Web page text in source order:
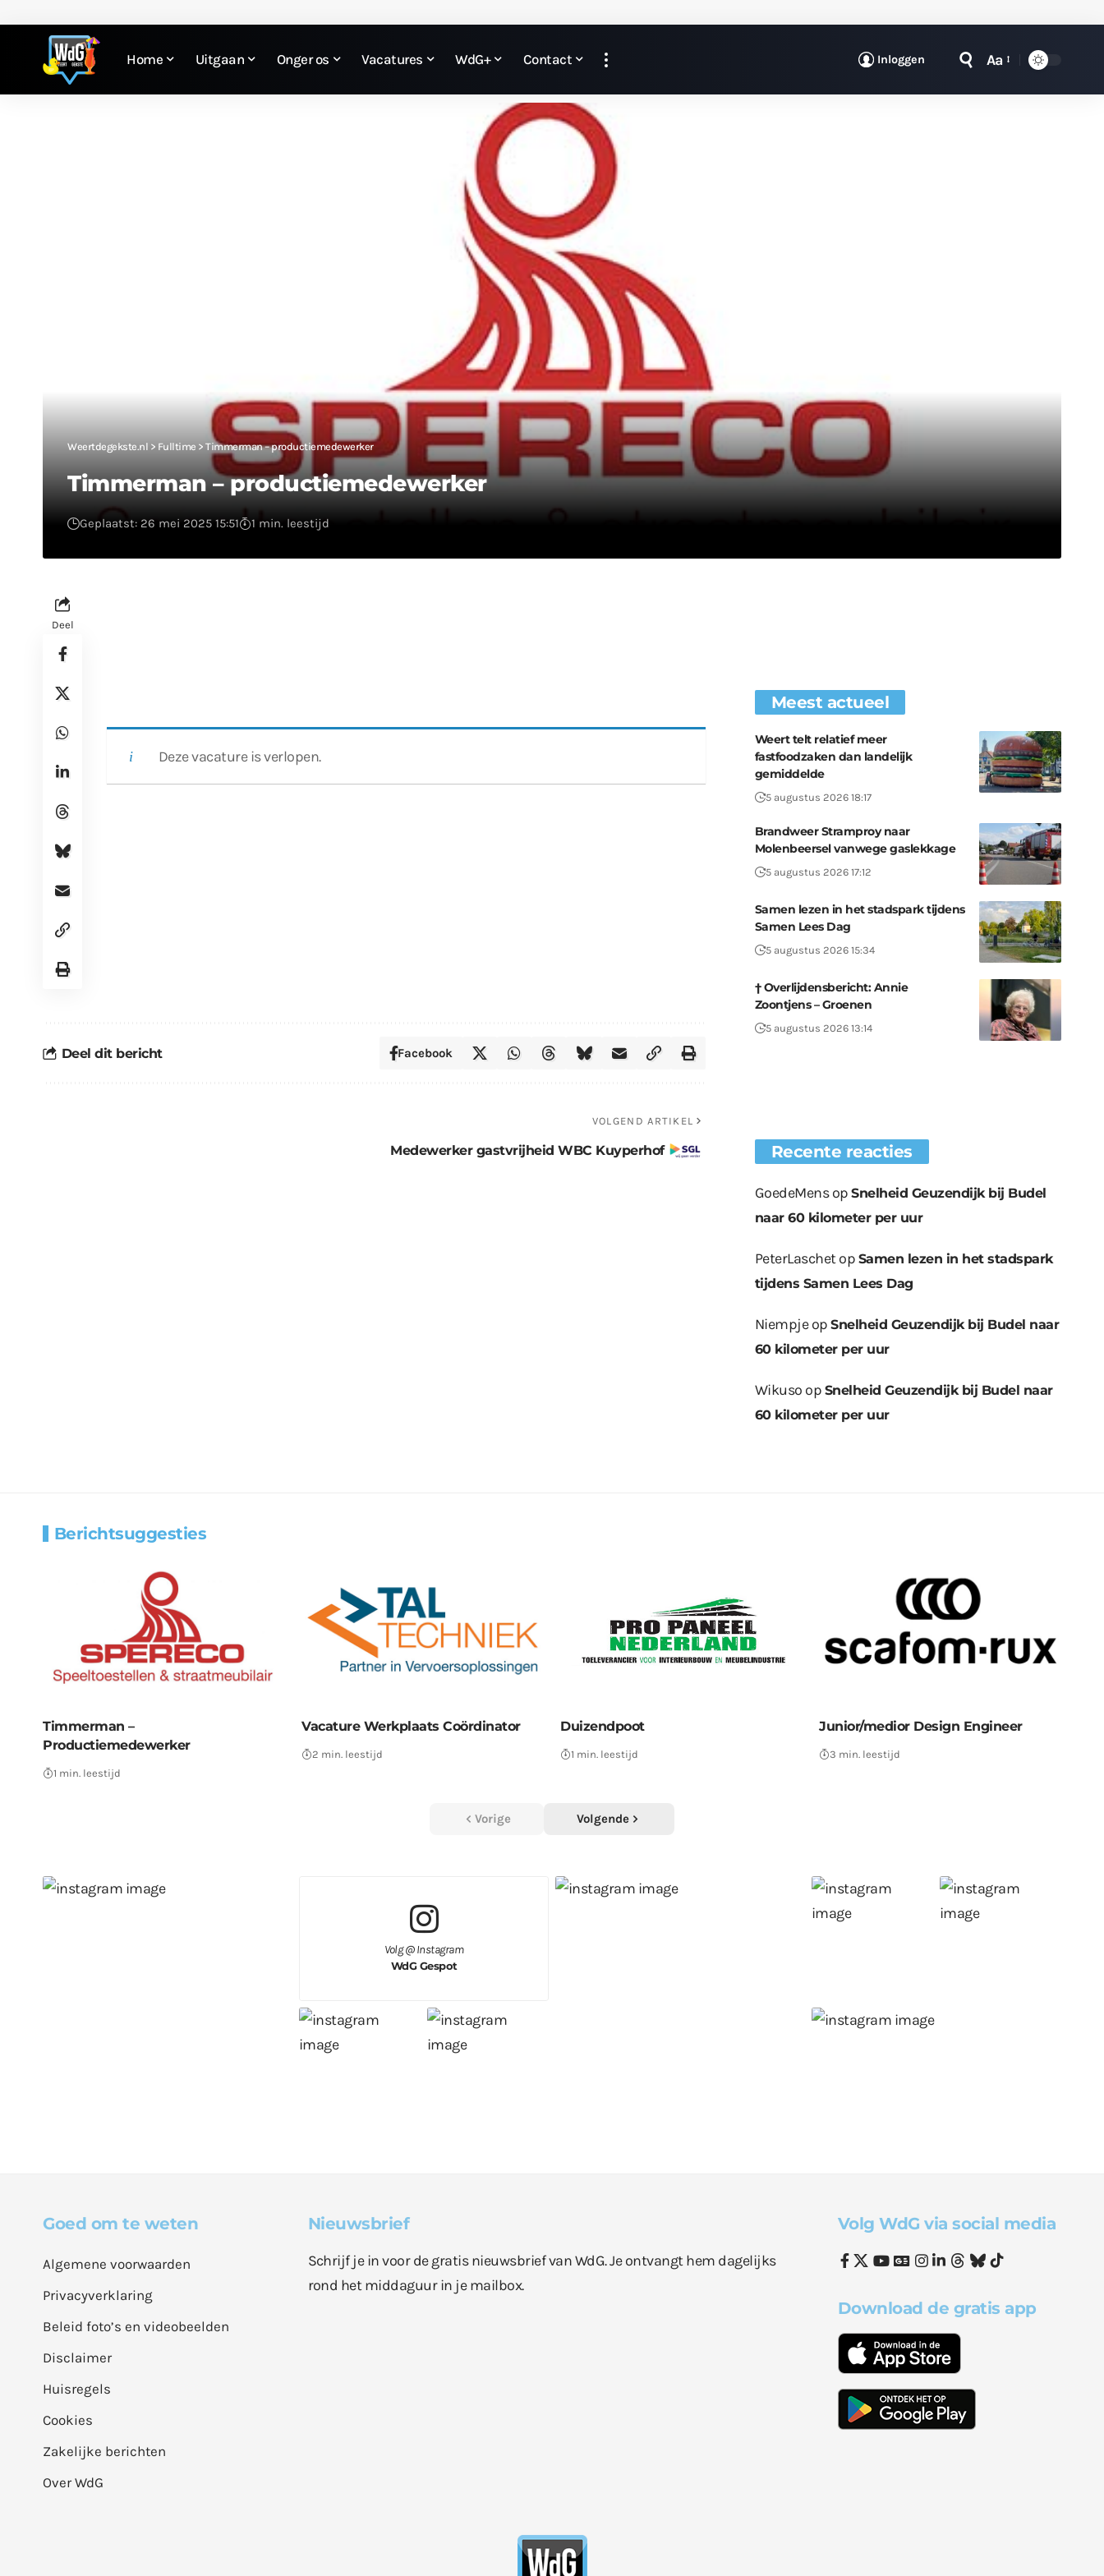
Home Uitgaan Onger os Vacatures WdG+ Contact Inloggen Aa
Weertdegekste.nl > Fulltime > Timmerman – productiemedewerker
Timmerman – productiemedewerker
Geplaatst: 26 mei 2025 15:51 1 min. leestijd
Deel
Deze vacature is verlopen.
Deel dit bericht Facebook
VOLGEND ARTIKEL
Medewerker gastvrijheid WBC Kuyperhof
Meest actueel
Weert telt relatief meer
fastfoodzaken dan landelijk
gemiddelde
5 augustus 2026 18:17
Brandweer Stramproy naar
Molenbeersel vanwege gaslekkage
5 augustus 2026 17:12
Samen lezen in het stadspark tijdens
Samen Lees Dag
5 augustus 2026 15:34
† Overlijdensbericht: Annie
Zoontjens – Groenen
5 augustus 2026 13:14
Recente reacties
GoedeMensopSnelheid Geuzendijk bij Budel
naar 60 kilometer per uur
PeterLaschetop Samen lezen in het stadspark
tijdens Samen Lees Dag
NiempjeopSnelheid Geuzendijk bij Budel naar
60 kilometer per uur
Wikuso op Snelheid Geuzendijk bij Budel naar
60 kilometer per uur
Berichtsuggesties
Timmerman –
Productiemedewerker
1 min. leestijd
Vacature Werkplaats Coördinator
2 min. leestijd
Duizendpoot
1 min. leestijd
Junior/medior Design Engineer
3 min. leestijd
Vorige Volgende
Volg @ Instagram
WdG Gespot
Goed om te weten
Algemene voorwaarden
Privacyverklaring
Beleid foto’s en videobeelden
Disclaimer
Huisregels
Cookies
Zakelijke berichten
Over WdG
Nieuwsbrief
Schrijf je in voor de gratis nieuwsbrief van WdG. Je ontvangt hem dagelijks
rond het middaguur in je mailbox.
Volg WdG via social media
Download de gratis app